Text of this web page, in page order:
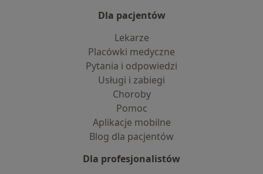
Dla pacjentów
Lekarze
Placówki medyczne
Pytania i odpowiedzi
Usługi i zabiegi
Choroby
Pomoc
Aplikacje mobilne
Blog dla pacjentów
Dla profesjonalistów